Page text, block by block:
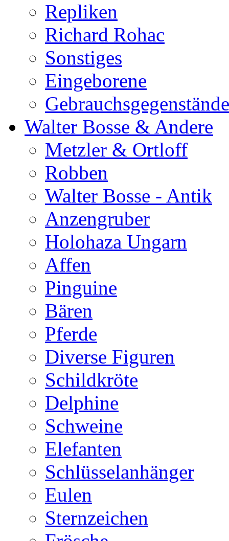
Repliken
Richard Rohac
Sonstiges
Eingeborene
Gebrauchsgegenstände
Walter Bosse & Andere
Metzler & Ortloff
Robben
Walter Bosse - Antik
Anzengruber
Holohaza Ungarn
Affen
Pinguine
Bären
Pferde
Diverse Figuren
Schildkröte
Delphine
Schweine
Elefanten
Schlüsselanhänger
Eulen
Sternzeichen